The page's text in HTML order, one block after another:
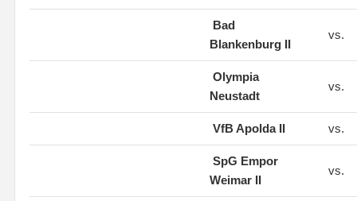
Bad
Blankenburg II
vs.
Olympia
Neustadt
vs.
VfB Apolda II vs.
SpG Empor
Weimar II
vs.